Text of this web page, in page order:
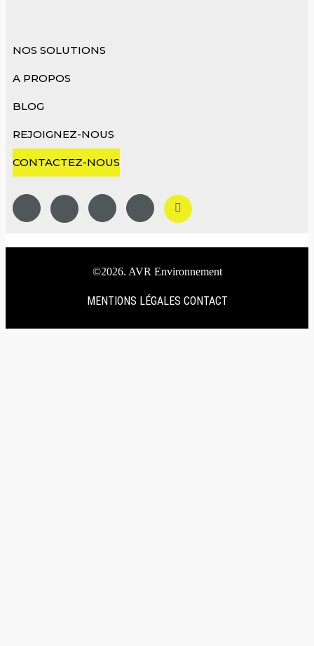
NOS SOLUTIONS
A PROPOS
BLOG
REJOIGNEZ-NOUS
CONTACTEZ-NOUS
©2026. AVR Environnement
MENTIONS LÉGALES CONTACT